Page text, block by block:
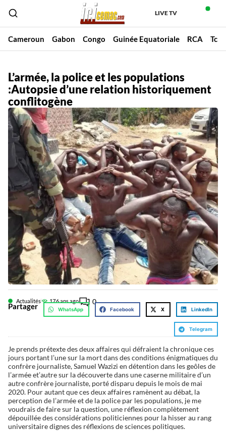
LIVE TV
Cameroun Gabon Congo Guinée Equatoriale RCA
L’armée, la police et les populations
:Autopsie d’une relation historiquement
conflitogène
Actualités 176 ans ago 0
Partager WhatsApp Facebook X LinkedIn
Telegram
Je prends prétexte des deux affaires qui défraient la chronique ces
jours portant l’une sur la mort dans des conditions énigmatiques du
confrère journaliste, Samuel Wazizi en détention dans les geôles de
l’armée et’autre sur la découverte dans une caserne militaire d’un
autre confrère journaliste, porté disparu depuis le mois de mai
2020. Pour autant que ces deux affaires ramènent au débat, la
perception de l’armée et de la police par les populations, je me
voudrais de faire sur la question, une réflexion complètement
dépouillée des considérations politiciennes pour la hisser au rang
universitaire dignes des réflexions de sciences politiques.